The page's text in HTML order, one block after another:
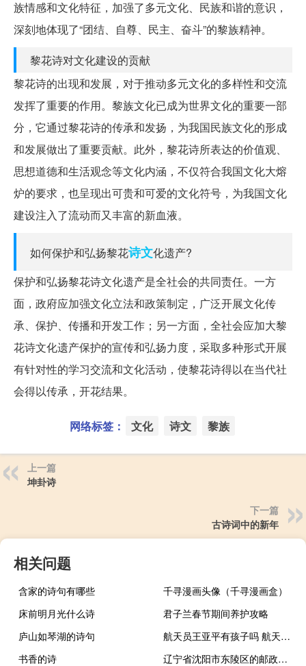
族情感和文化特征，加强了多元文化、民族和谐的意识，
深刻地体现了“团结、自尊、民主、奋斗”的黎族精神。
黎花诗对文化建设的贡献
黎花诗的出现和发展，对于推动多元文化的多样性和交流
发挥了重要的作用。黎族文化已成为世界文化的重要一部
分，它通过黎花诗的传承和发扬，为我国民族文化的形成
和发展做出了重要贡献。此外，黎花诗所表达的价值观、
思想道德和生活观念等文化内涵，不仅符合我国文化大熔
炉的要求，也呈现出可贵和可爱的文化符号，为我国文化
建设注入了流动而又丰富的新血液。
如何保护和弘扬黎花诗文化遗产?
保护和弘扬黎花诗文化遗产是全社会的共同责任。一方
面，政府应加强文化立法和政策制定，广泛开展文化传
承、保护、传播和开发工作；另一方面，全社会应加大黎
花诗文化遗产保护的宣传和弘扬力度，采取多种形式开展
有针对性的学习交流和文化活动，使黎花诗得以在当代社
会得以传承，开花结果。
网络标签： 文化 诗文 黎族
上一篇
坤卦诗
下一篇
古诗词中的新年
相关问题
含家的诗句有哪些
千寻漫画头像（千寻漫画盒）
床前明月光什么诗
君子兰春节期间养护攻略
庐山如琴湖的诗句
航天员王亚平有孩子吗 航天员王亚平老公赵鹏
书香的诗
辽宁省沈阳市东陵区的邮政编码是多少